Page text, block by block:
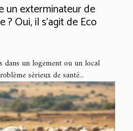
un exterminateur de
? Oui, il s'agit de Eco
dans un logement ou un local
sérieux de santé...